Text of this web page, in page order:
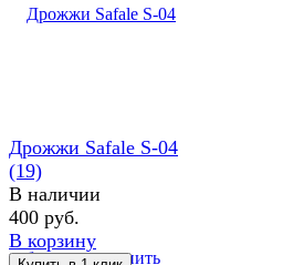
избранное сравнить
Дрожжи Safale S-04
(19)
В наличии
400 руб.
В корзину